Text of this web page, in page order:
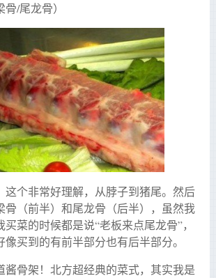
/尾龙骨）
这个非常好理解，从脖子到猪尾。然后
骨（前半）和尾龙骨（后半），虽然我
菜的时候都是说“老板来点尾龙骨”，
买到的有前半部分也有后半部分。
酱骨架！北方超经典的菜式，其实我是